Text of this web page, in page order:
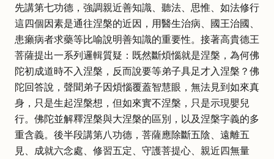
先講第七功德，強調親近善知識、聽法、思惟、如法修行
這四個因素是通往涅槃的近因，用醫生治病、國王治國、
患癩病者求藥等比喻說明善知識的重要性。接著高貴德王
菩薩提出一系列邏輯質疑：既然斷煩惱就是涅槃，為何佛
陀初成道時不入涅槃，反而說要等弟子具足才入涅槃？佛
陀回答說，聲聞弟子因煩惱覆蓋智慧眼，無法見到如來真
身，只是生起涅槃想，但如來實不涅槃，只是示現嬰兒
行。佛陀並解釋涅槃與大涅槃的區別，以及涅槃字義的多
重含義。後半段講第八功德，菩薩應除斷五陰、遠離五
見、成就六念處、修習五定、守護菩提心、親近四無量